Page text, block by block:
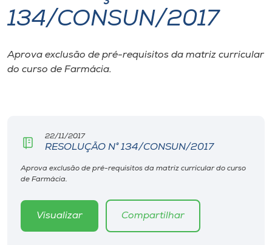
I.nova
Diplomados
CPA
Biblioteca
Editora
134/CONSUN/2017
Aprova exclusão de pré-requisitos da matriz curricular
do curso de Farmácia.
22/11/2017
RESOLUÇÃO N° 134/CONSUN/2017
Aprova exclusão de pré-requisitos da matriz curricular do curso
de Farmácia.
Visualizar Compartilhar